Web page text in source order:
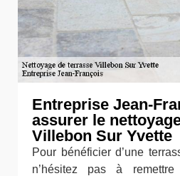
Entreprise Jean-
assurer le
Villebon Sur Yvette
Pour bénéficier d’une
n’hésitez pas à